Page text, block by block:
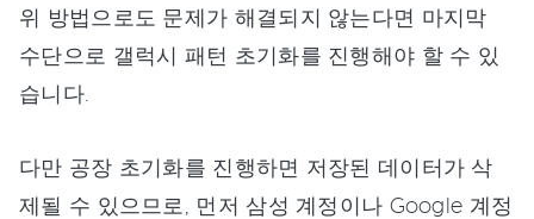
위 방법으로도 문제가 해결되지 않는다면 마지막
수단으로 갤럭시 패턴 초기화를 진행해야 할 수 있
습니다.
다만 공장 초기화를 진행하면 저장된 데이터가 삭
제될 수 있으므로, 먼저 삼성 계정이나 Google 계정